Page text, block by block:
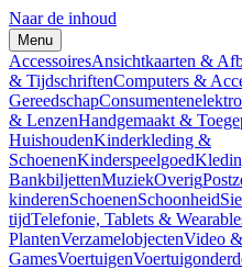
Naar de inhoud
Menu
AccessoiresAnsichtkaarten &
& TijdschriftenComputers &
Gereedschap
& LenzenHandgemaakt &
HuishoudenKinderkleding &
SchoenenKinderspeelgoed
BankbiljettenMuziekOverig
kinderenSchoenenSchoonheid
tijdTelefonie, Tablets &
PlantenVerzamelobjectenVideo
GamesVoertuigen